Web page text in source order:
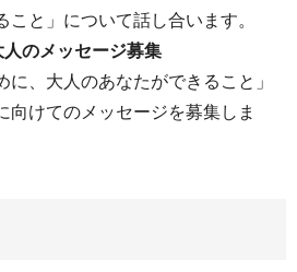
こと」について話し合います。
のメッセージ募集
に、大人のあなたができること」
向けてのメッセージを募集しま